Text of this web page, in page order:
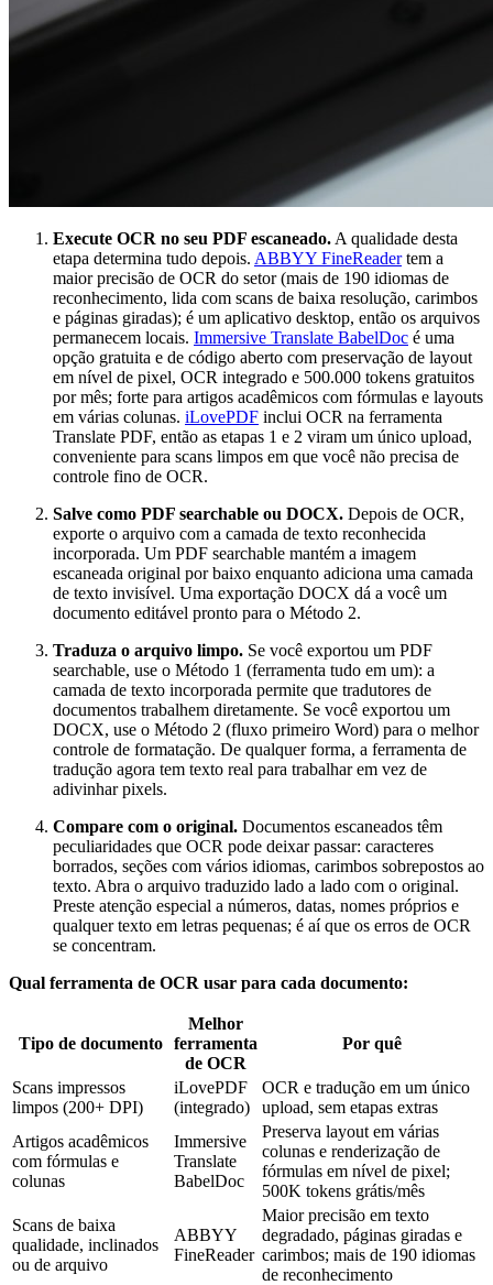
Execute OCR no seu PDF escaneado. A qualidade desta
etapa determina tudo depois. ABBYY FineReadertem a
maior precisão de OCR do setor (mais de 190 idiomas de
reconhecimento, lida com scans de baixa resolução, carimbos
e páginas giradas); é um aplicativo desktop, então os arquivos
permanecem locais. Immersive Translate BabelDoc é uma
opção gratuita e de código aberto com preservação de layout
em nível de pixel, OCR integrado e 500.000 tokens gratuitos
por mês; forte para artigos acadêmicos com fórmulas e layouts
em várias colunas. iLovePDF inclui OCR na ferramenta
Translate PDF, então as etapas 1 e 2 viram um único upload,
conveniente para scans limpos em que você não precisa de
controle fino de OCR.
Salve como PDF searchable ou DOCX. Depois de OCR,
exporte o arquivo com a camada de texto reconhecida
incorporada. Um PDF searchable mantém a imagem
escaneada original por baixo enquanto adiciona uma camada
de texto invisível. Uma exportação DOCX dá a você um
documento editável pronto para o Método 2.
Traduza o arquivo limpo. Se você exportou um PDF
searchable, use o Método 1 (ferramenta tudo em um): a
camada de texto incorporada permite que tradutores de
documentos trabalhem diretamente. Se você exportou um
DOCX, use o Método 2 (fluxo primeiro Word) para o melhor
controle de formatação. De qualquer forma, a ferramenta de
tradução agora tem texto real para trabalhar em vez de
adivinhar pixels.
Compare com o original. Documentos escaneados têm
peculiaridades que OCR pode deixar passar: caracteres
borrados, seções com vários idiomas, carimbos sobrepostos ao
texto. Abra o arquivo traduzido lado a lado com o original.
Preste atenção especial a números, datas, nomes próprios e
qualquer texto em letras pequenas; é aí que os erros de OCR
se concentram.
Qual ferramenta de OCR usar para cada documento:
Tipo de documento
Melhor
ferramenta
de OCR
Por quê
Scans impressos
limpos (200+ DPI)
iLovePDF
(integrado)
OCR e tradução em um único
upload, sem etapas extras
Artigos acadêmicos
com fórmulas e
colunas
Immersive
Translate
BabelDoc
Preserva layout em várias
colunas e renderização de
fórmulas em nível de pixel;
500K tokens grátis/mês
Scans de baixa
qualidade, inclinados
ou de arquivo
ABBYY
FineReader
Maior precisão em texto
degradado, páginas giradas e
carimbos; mais de 190 idiomas
de reconhecimento